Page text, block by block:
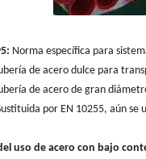
Norma específica para
de acero dulce para
de acero de gran
por EN 10255, aún se
uso de acero con bajo